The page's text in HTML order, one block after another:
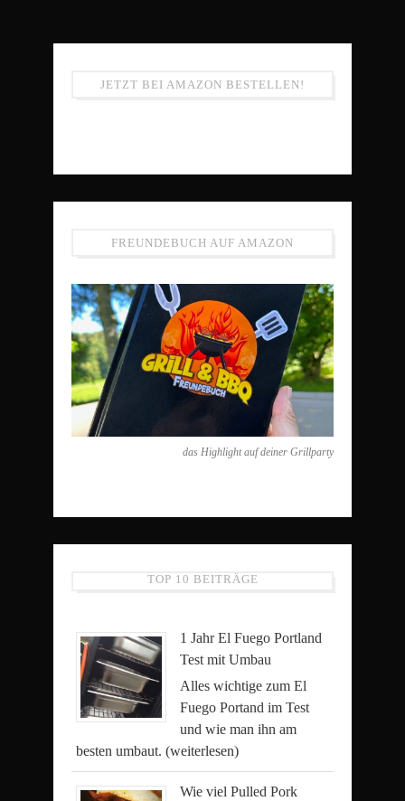
JETZT BEI AMAZON BESTELLEN!
FREUNDEBUCH AUF AMAZON
das Highlight auf deiner Grillparty
TOP 10 BEITRÄGE
1 Jahr El Fuego Portland
Test mit Umbau
Alles wichtige zum El
Fuego Portand im Test
und wie man ihn am
besten umbaut. (weiterlesen)
Wie viel Pulled Pork